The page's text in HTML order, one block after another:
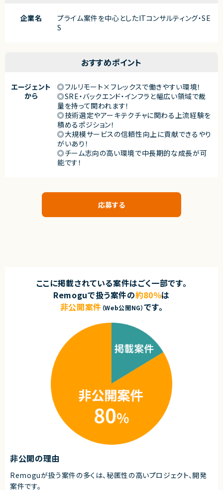
企業名
プライム案件を中心としたITコンサルティング・SE
S
おすすめポイント
エージェント
から
◎フルリモート×フレックスで働きやすい環境！
◎SRE・バックエンド・インフラと幅広い領域で裁
量を持って関われます！
◎技術選定やアーキテクチャに関わる上流経験を
積めるポジション！
◎大規模サービスの信頼性向上に貢献できるやり
がいあり！
◎チーム志向の高い環境で中長期的な成長が可
能です！
応募する
ここに掲載されている案件はごく一部です。
Remoguで扱う案件の約80％は
非公開案件 （Web公開NG）です。
非公開の理由
Remoguが扱う案件の多くは、秘匿性の高いプロジェクト、開発
案件です。